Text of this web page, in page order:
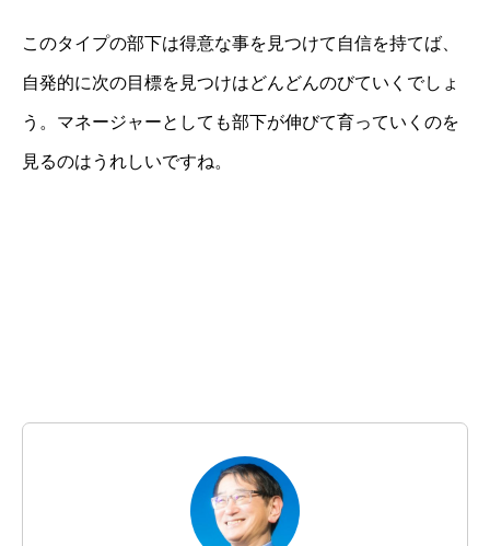
このタイプの部下は得意な事を見つけて自信を持てば、
自発的に次の目標を見つけはどんどんのびていくでしょ
う。マネージャーとしても部下が伸びて育っていくのを
見るのはうれしいですね。